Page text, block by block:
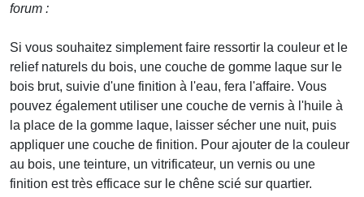
forum :
Si vous souhaitez simplement faire ressortir la couleur et le
relief naturels du bois, une couche de gomme laque sur le
bois brut, suivie d'une finition à l'eau, fera l'affaire. Vous
pouvez également utiliser une couche de vernis à l'huile à
la place de la gomme laque, laisser sécher une nuit, puis
appliquer une couche de finition. Pour ajouter de la couleur
au bois, une teinture, un vitrificateur, un vernis ou une
finition est très efficace sur le chêne scié sur quartier.